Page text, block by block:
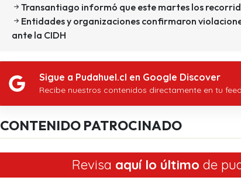
Transantiago informó que este martes los
Entidades y organizaciones confirmaron
ante la CIDH
Sigue a Pudahuel.cl en Google Discover
Recibe nuestros contenidos directamente en tu feed.
CONTENIDO PATROCINADO
Revisa aquí lo último de